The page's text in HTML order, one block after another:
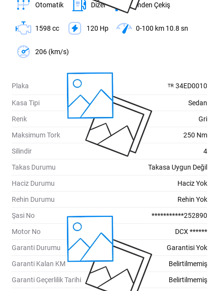
Otomatik Dizel Önden Çekiş
1598 cc 120 Hp 0-100 km 10.8 sn
206 (km/s)
Plaka TR 34ED0010
Kasa Tipi Sedan
Renk Gri
Maksimum Tork 250 Nm
Silindir 4
Takas Durumu Takasa Uygun Değil
Haciz Durumu Haciz Yok
Rehin Durumu Rehin Yok
Şasi No ***********252890
Motor No DCX ******
Garanti Durumu Garantisi Yok
Garanti Kalan KM Belirtilmemiş
Garanti Geçerlilik Tarihi Belirtilmemiş